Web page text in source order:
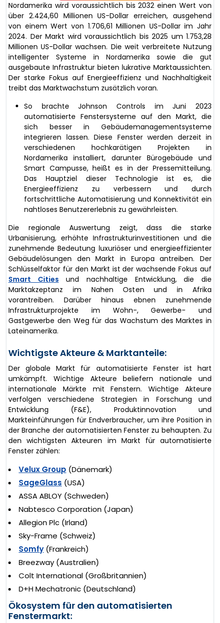
Nordamerika wird voraussichtlich bis 2032 einen Wert von
über 2.424,60 Millionen US-Dollar erreichen, ausgehend
von einem Wert von 1.706,61 Millionen US-Dollar im Jahr
2024. Der Markt wird voraussichtlich bis 2025 um 1.753,28
Millionen US-Dollar wachsen. Die weit verbreitete Nutzung
intelligenter Systeme in Nordamerika sowie die gut
ausgebaute Infrastruktur bieten lukrative Marktaussichten.
Der starke Fokus auf Energieeffizienz und Nachhaltigkeit
treibt das Marktwachstum zusätzlich voran.
So brachte Johnson Controls im Juni 2023
automatisierte Fenstersysteme auf den Markt, die
sich besser in Gebäudemanagementsysteme
integrieren lassen. Diese Fenster werden derzeit in
verschiedenen hochkarätigen Projekten in
Nordamerika installiert, darunter Bürogebäude und
Smart Campusse, heißt es in der Pressemitteilung.
Das Hauptziel dieser Technologie ist es, die
Energieeffizienz zu verbessern und durch
fortschrittliche Automatisierung und Konnektivität ein
nahtloses Benutzererlebnis zu gewährleisten.
Die regionale Auswertung zeigt, dass die starke
Urbanisierung, erhöhte Infrastrukturinvestitionen und die
zunehmende Bedeutung luxuriöser und energieeffizienter
Gebäudelösungen den Markt in Europa antreiben. Der
Schlüsselfaktor für den Markt ist der wachsende Fokus auf
Smart Cities und nachhaltige Entwicklung, die die
Marktakzeptanz im Nahen Osten und in Afrika
vorantreiben. Darüber hinaus ebnen zunehmende
Infrastrukturprojekte im Wohn-, Gewerbe- und
Gastgewerbe den Weg für das Wachstum des Marktes in
Lateinamerika.
Wichtigste Akteure & Marktanteile:
Der globale Markt für automatisierte Fenster ist hart
umkämpft. Wichtige Akteure beliefern nationale und
internationale Märkte mit Fenstern. Wichtige Akteure
verfolgen verschiedene Strategien in Forschung und
Entwicklung (F&E), Produktinnovation und
Markteinführungen für Endverbraucher, um ihre Position in
der Branche der automatisierten Fenster zu behaupten. Zu
den wichtigsten Akteuren im Markt für automatisierte
Fenster zählen:
Velux Group (Dänemark)
SageGlass (USA)
ASSA ABLOY (Schweden)
Nabtesco Corporation (Japan)
Allegion Plc (Irland)
Sky-Frame (Schweiz)
Somfy (Frankreich)
Breezway (Australien)
Colt International (Großbritannien)
D+H Mechatronic (Deutschland)
Ökosystem für den automatisierten
Fenstermarkt: